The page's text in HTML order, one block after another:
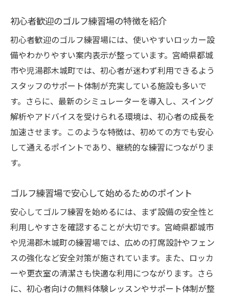
初心者歓迎のゴルフ練習場の特徴を紹介
初心者歓迎のゴルフ練習場には、使いやすいロッカー設
備やわかりやすい案内表示が整っています。宮崎県都城
市や児湯郡木城町では、初心者が迷わず利用できるよう
スタッフのサポート体制が充実している施設も多いで
す。さらに、最新のシミュレーターを導入し、スイング
解析やアドバイスを受けられる環境は、初心者の成長を
加速させます。このような特徴は、初めての方でも安心
して通えるポイントであり、継続的な練習につながりま
す。
ゴルフ練習場で安心して始めるためのポイント
安心してゴルフ練習を始めるには、まず設備の安全性と
利用しやすさを確認することが大切です。宮崎県都城市
や児湯郡木城町の練習場では、広めの打席設計やフェン
スの強化など安全対策が施されています。また、ロッカ
ーや更衣室の清潔さも快適な利用につながります。さら
に、初心者向けの無料体験レッスンやサポート体制が整